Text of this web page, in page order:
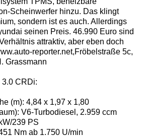
Scheinwerfer hinzu. Das klingt
sondern ist es auch. Allerdings
seinen Preis. 46.990 Euro sind
attraktiv, aber eben doch
reporter.net,Fröbelstraße 5c,
Grassmann
CRDi:
(m): 4,84 x 1,97 x 1,80
V6-Turbodiesel, 2.959 ccm
239 PS
Nm ab 1.750 U/min